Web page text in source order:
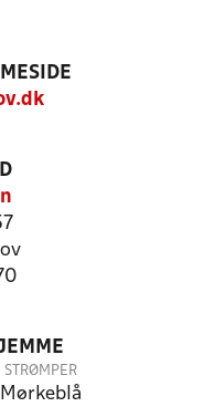
STRØMPER
Mørkeblå